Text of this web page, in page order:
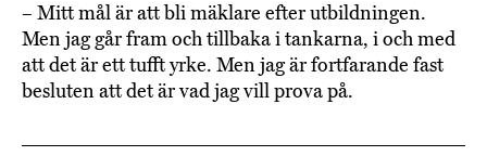
– Mitt mål är att bli mäklare efter utbildningen.
Men jag går fram och tillbaka i tankarna, i och med
att det är ett tufft yrke. Men jag är fortfarande fast
besluten att det är vad jag vill prova på.